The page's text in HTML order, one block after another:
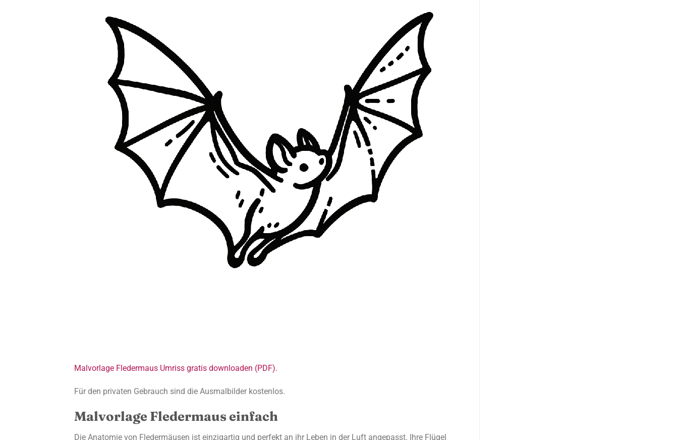
Malvorlage Fledermaus Umriss gratis downloaden (PDF).
Für den privaten Gebrauch sind die Ausmalbilder kostenlos.
Malvorlage Fledermaus einfach
Die Anatomie von Fledermäusen ist einzigartig und perfekt an ihr Leben in der Luft angepasst. Ihre Flügel